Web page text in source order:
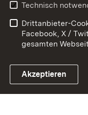
Link zum Landesportal
Impressum
Technisch
Drittanbieter-
Facebook, X /
gesamten
Akzeptieren